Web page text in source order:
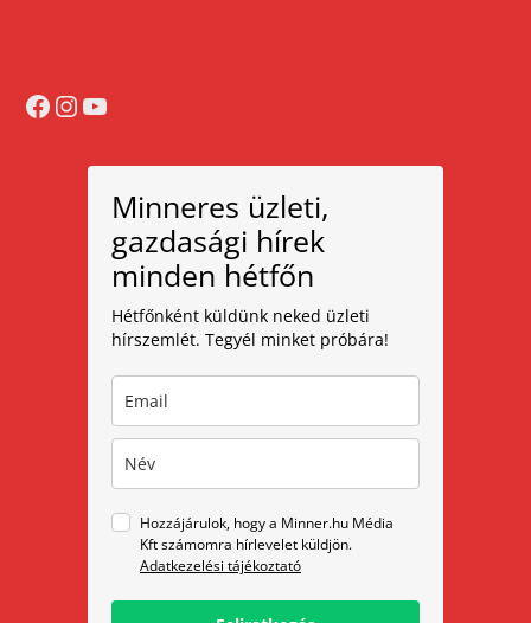
Facebook
Instagram
YouTube
Minneres üzleti,
gazdasági hírek
minden hétfőn
Hétfőnként küldünk neked üzleti
hírszemlét. Tegyél minket próbára!
Hozzájárulok, hogy a Minner.hu Média
Kft számomra hírlevelet küldjön.
Adatkezelési tájékoztató